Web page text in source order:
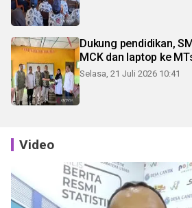
Dukung pendidikan,
MCK dan laptop ke
Selasa, 21 Juli 2026 10:41
Video